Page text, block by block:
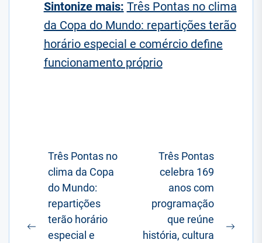
Sintonize mais: Três Pontas no clima
da Copa do Mundo: repartições terão
horário especial e comércio define
funcionamento próprio
Navegação
Post
Postagem
Três Pontas no
clima da Copa
do Mundo:
repartições
terão horário
especial e
Três Pontas
celebra 169
anos com
programação
que reúne
história, cultura